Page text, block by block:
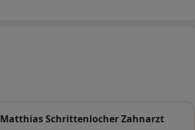
Schrittenlocher Zahnarzt